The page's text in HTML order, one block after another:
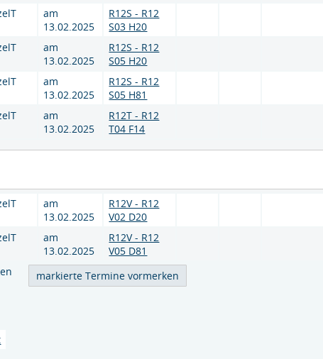
am
13.02.2025
R12S - R12
S03 H20
am
13.02.2025
R12S - R12
S05 H20
am
13.02.2025
R12S - R12
S05 H81
am
13.02.2025
R12T - R12
T04 F14
am
13.02.2025
R12V - R12
V02 D20
am
13.02.2025
R12V - R12
V05 D81